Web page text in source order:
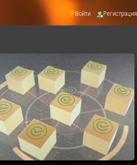
Войти Регистрация